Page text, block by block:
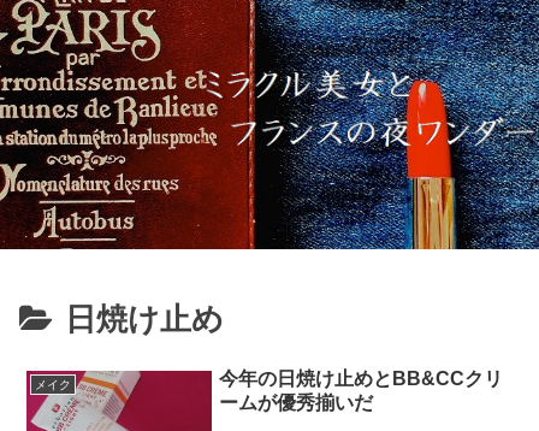
日焼け止め
メイク
今年の日焼け止めとBB&CCクリ
ームが優秀揃いだ